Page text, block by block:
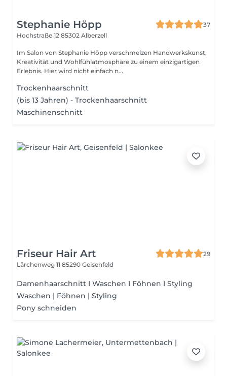
Stephanie Höpp
37
Hochstraße 12 85302 Alberzell
Im Salon von Stephanie Höpp verschmelzen Handwerkskunst,
Kreativität und Wohlfühlatmosphäre zu einem einzigartigen
Erlebnis. Hier wird nicht einfach n...
Trockenhaarschnitt
(bis 13 Jahren) - Trockenhaarschnitt
Maschinenschnitt
Friseur Hair Art
29
Lärchenweg 11 85290 Geisenfeld
Damenhaarschnitt I Waschen I Föhnen I Styling
Waschen | Föhnen | Styling
Pony schneiden